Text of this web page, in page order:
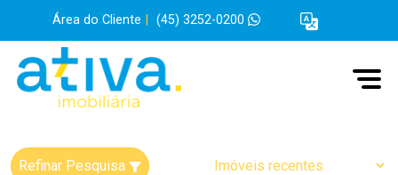
Área do Cliente (45) 3252-0200
Refinar Pesquisa